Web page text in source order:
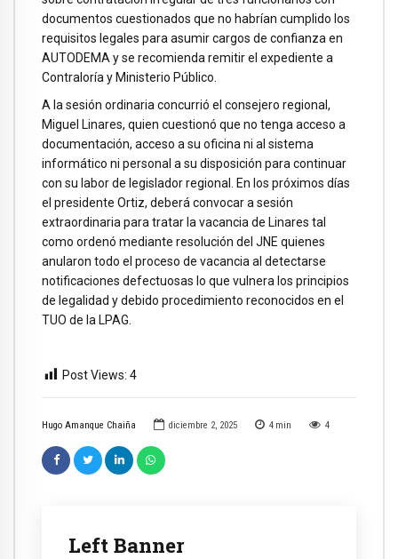
Hugo Amanque Chaiña diciembre 2, 2025 4 min 4
Left Banner
documentos cuestionados que no habrían cumplido los
requisitos legales para asumir cargos de confianza en
AUTODEMA y se recomienda remitir el expediente a
Contraloría y Ministerio Público.
A la sesión ordinaria concurrió el consejero regional,
Miguel Linares, quien cuestionó que no tenga acceso a
documentación, acceso a su oficina ni al sistema
informático ni personal a su disposición para continuar
con su labor de legislador regional. En los próximos días
el presidente Ortiz, deberá convocar a sesión
extraordinaria para tratar la vacancia de Linares tal
como ordenó mediante resolución del JNE quienes
anularon todo el proceso de vacancia al detectarse
notificaciones defectuosas lo que vulnera los principios
de legalidad y debido procedimiento reconocidos en el
TUO de la LPAG.
Post Views: 4